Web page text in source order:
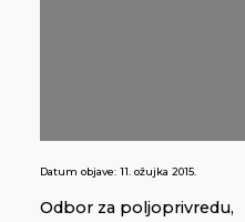
Datum objave: 11. ožujka 2015.
Odbor za poljoprivredu,